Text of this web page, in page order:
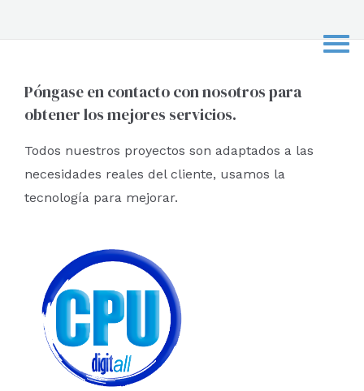
c
Póngase en contacto con nosotros para
obtener los mejores servicios.
Todos nuestros proyectos son adaptados a las
necesidades reales del cliente, usamos la
tecnología para mejorar.